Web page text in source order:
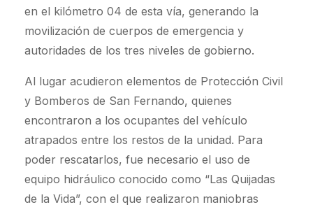
en el kilómetro 04 de esta vía, generando la
movilización de cuerpos de emergencia y
autoridades de los tres niveles de gobierno.
Al lugar acudieron elementos de Protección Civil
y Bomberos de San Fernando, quienes
encontraron a los ocupantes del vehículo
atrapados entre los restos de la unidad. Para
poder rescatarlos, fue necesario el uso de
equipo hidráulico conocido como “Las Quijadas
de la Vida”, con el que realizaron maniobras